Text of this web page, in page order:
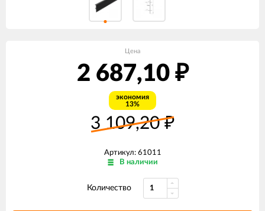
Цена
2 687,10 ₽
экономия
13%
3 109,20₽
Артикул: 61011
В наличии
Количество